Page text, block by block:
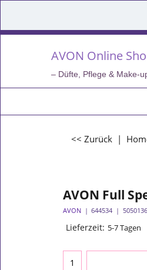
AVON Online
– Düfte, Pflege & Make-
<< Zurück |
AVON Full
AVON 644534
Lieferzeit: 5-7 Tagen